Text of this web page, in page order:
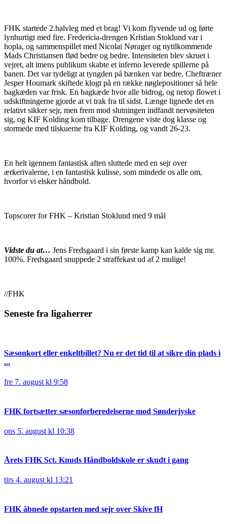
FHK startede 2.halvleg med et brag! Vi kom flyvende ud og førte
lynhurtigt med fire. Fredericia-drengen Kristian Stoklund var i
hopla, og sammenspillet med Nicolai Nørager og nytilkommende
Mads Christiansen flød bedre og bedre. Intensiteten blev skruet i
vejret, alt imens publikum skabte et inferno leverede spillerne på
banen. Det var tydeligt at tyngden på bænken var bedre. Cheftræner
Jesper Houmark skiftede klogt på en række nøglepositioner så hele
bagkæden var frisk. En bagkæde hvor alle bidrog, og netop flowet i
udskiftningerne gjorde at vi trak fra til sidst. Længe lignede det en
relativt sikker sejr, men frem mod slutningen indfandt nervøsiteten
sig, og KIF Kolding kom tilbage. Drengene viste dog klasse og
stormede med tilskuerne fra KIF Kolding, og vandt 26-23.
En helt igennem fantastisk aften sluttede med en sejr over
ærkerivalerne, i en fantastisk kulisse, som mindede os alle om,
hvorfor vi elsker håndbold.
Topscorer for FHK – Kristian Stoklund med 9 mål
Vidste du at… Jens Fredsgaard i sin første kamp kan kalde sig mr.
100%. Fredsgaard snuppede 2 straffekast ud af 2 mulige!
//FHK
Seneste fra ligaherrer
Sæsonkort eller enkeltbillet? Nu er det tid til at sikre din plads i
...
fre 7. august kl 9:58
FHK fortsætter sæsonforberedelserne mod Sønderjyske
ons 5. august kl 10:38
Årets FHK Sct. Knuds Håndboldskole er skudt i gang
tirs 4. august kl 13:21
FHK åbnede opstarten med sejr over Skive fH